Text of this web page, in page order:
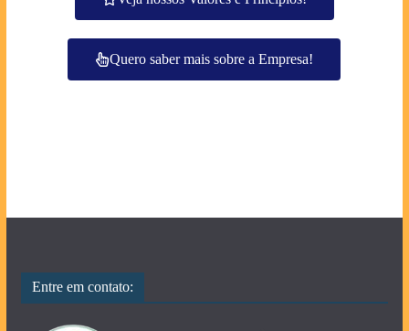
Quero saber mais sobre a Empresa!
Entre em contato: